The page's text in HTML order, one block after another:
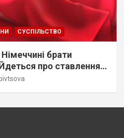
СУСПІЛЬСТВО
брати
про ставлення